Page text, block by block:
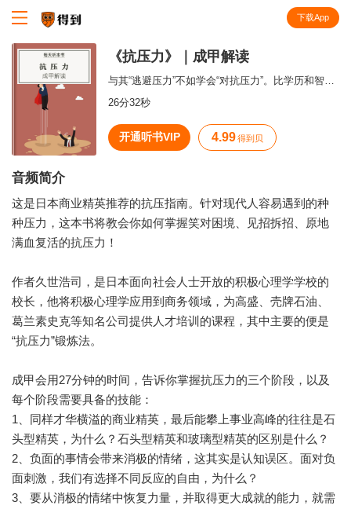
下载App
《抗压力》｜成甲解读
与其“逃避压力”不如学会“对抗压力”。比学历和智商更重要的是“抗压力”锻炼法，日本积极心理学认证培训师久世浩司，将告诉你让松下幸之助和乔布斯都受益匪浅的积极心理学诀窍。
26分32秒
开通听书VIP 4.99 得到贝
音频简介
这是日本商业精英推荐的抗压指南。针对现代人容易遇到的种
种压力，这本书将教会你如何掌握笑对困境、见招拆招、原地
满血复活的抗压力！
作者久世浩司，是日本面向社会人士开放的积极心理学学校的
校长，他将积极心理学应用到商务领域，为高盛、壳牌石油、
葛兰素史克等知名公司提供人才培训的课程，其中主要的便是
“抗压力”锻炼法。
成甲会用27分钟的时间，告诉你掌握抗压力的三个阶段，以及
每个阶段需要具备的技能：
1、同样才华横溢的商业精英，最后能攀上事业高峰的往往是石
头型精英，为什么？石头型精英和玻璃型精英的区别是什么？
2、负面的事情会带来消极的情绪，这其实是认知误区。面对负
面刺激，我们有选择不同反应的自由，为什么？
3、要从消极的情绪中恢复力量，并取得更大成就的能力，就需